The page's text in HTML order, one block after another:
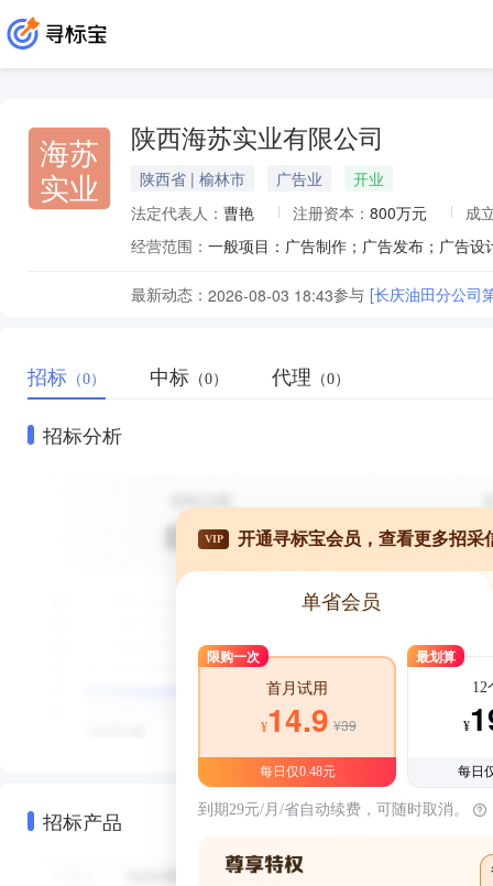
海苏
实业
陕西海苏实业有限公司
陕西省 | 榆林市 广告业
开业
法定代表人： 曹艳 注册资本： 800万元
成
经营范围：
最新动态： 2026-08-03 18:43参与 [长庆油田分公司
招标 （0） 中标 （0） 代理 （0）
招标分析
招标产品
VIP 开通寻标宝会员，查看更多招采
单省会员
限购一次
首月试用
¥14.9 ¥39
每日仅0.48元
最划算
12
¥
每日
到期29元/月/省自动续费，可随时取消。